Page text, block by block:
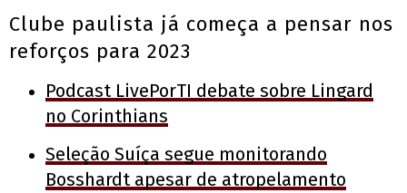
Clube paulista já começa a pensar nos
reforços para 2023
Podcast LivePorTI debate sobre Lingard
no Corinthians
Seleção Suíça segue monitorando
Bosshardt apesar de atropelamento